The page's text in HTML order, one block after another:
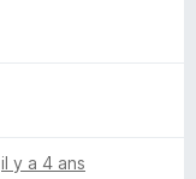
il y a 4 ans